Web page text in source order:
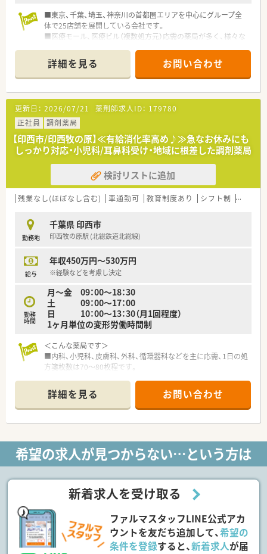
■東京、千葉、埼玉、神奈川の首都圏エリアを中心にグループ全
体で25店舗を展開している会社です。
■医療モール、医療ビル（複数処方元）応需の薬局が多く、様々な
■アロマの販売、店舗内にアクアリウム設置している店舗もあ
り、患者様がリラックスできる環境作りを行ってます。
■独立支援プログラムもあり、今後独立希望の方にもお勧めとな
ります。
■有給休暇の自動買取制度があり、2年経過して消滅してしまう
有給休暇を、会社が自動買取する制度がございます。
■年間休日123日と休日が多く、プライベートも充実して勤務す
ることが可能となります。
■「かかりつけ薬剤師」にも力を入れております。
■ドクターとの信頼関係を基盤に、利便性の高い駅前や大型医療
モールへの出店を中心に展開しています。
■成長途中の企業のため、役員との距離が近く、スタッフ全員が
経営陣に提案できる「月報制度」を設けており、役員が社員の声
を柔軟に受け止める風土が根付いております。
の育成を推進しており、研修も充実しています。
詳細を見る お問い合わせ
更新日： 2026/07/21 薬剤師求人ID： 179780
正社員
調剤薬局
【印西市/印西牧の原】≪有給消化率高め♪≫急なお休みにも
しっかり対応・小児科/耳鼻科受け・地域に根差した調剤薬局
検討リストに追加
残業なし(ほぼなし含む) 車通勤可 教育制度あり シフト制 かかり
勤務地
千葉県 印西市
印西牧の原駅 (北総鉄道北総線)
給与
年収450万円～530万円
※経験などを考慮し決定
勤務
時間
月～金 09：00～18：30
土 09：00～17：00
日 10：00～13：30（月1回程度）
1ヶ月単位の変形労働時間制
＜こんな薬局です＞
■内科、小児科、皮膚科、外科、循環器科などを主に応需、1日の処
方箋枚数は70～80枚程です。
もございます。
＜こんな会社です＞
■千葉県に2店舗・茨城県に１店舗展開の地域密着系の会社で
■電子薬歴導入！重量監査システムや全自動錠剤分包など導入さ
れておりミス防止に努めております。
■社長が現場を回っており、従業員の意見を聞き、大切にしてく
うチームワークの良い職場です。コミュニケーションを大切に
■産休・育休取得実績もございます。
＜こんな方におすすめ＞
■転居を伴う異動がないため、ご家庭をお持ちの方、持ち家の
詳細を見る お問い合わせ
希望の求人が見つからない…という方は
新着求人を受け取る
ファルマスタッフLINE公式アカ
ウントを友だち追加して、希望の
条件を登録すると、新着求人が届